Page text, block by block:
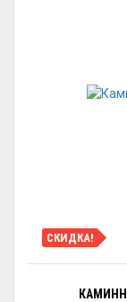
СКИДКА!